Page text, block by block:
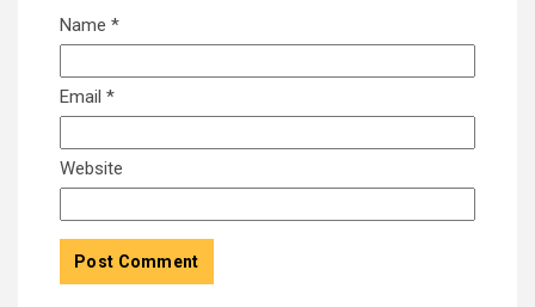
Name *
Email *
Website